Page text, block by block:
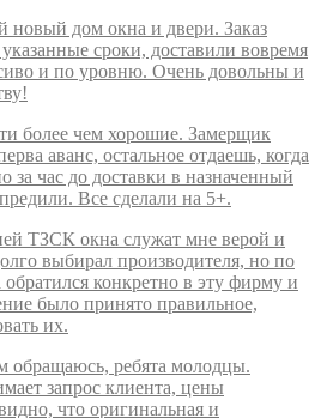
новый дом окна и двери. Заказ
сроки, доставили вовремя
и по уровню. Очень довольны и
более чем хорошие. Замерщик
аванс, остальное отдаешь, когда
за час до доставки в назначенный
Все сделали на 5+.
ТЗСК окна служат мне верой и
выбирал производителя, но по
конкретно в эту фирму и
было принято правильное,
их.
обращаюсь, ребята молодцы.
запрос клиента, цены
что оригинальная и